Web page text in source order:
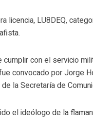
licencia, LU8DEQ,
con el servicio
convocado por Jorge
la Secretaría de
el ideólogo de la